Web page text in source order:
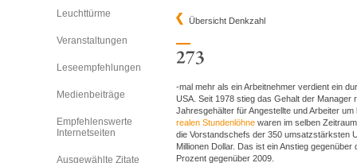
Leuchttürme
Veranstaltungen
Leseempfehlungen
Medienbeiträge
Empfehlenswerte
Internetseiten
Ausgewählte Zitate
Übersicht Denkzahl
-mal mehr als ein Arbeitnehmer verdient ein
USA. Seit 1978 stieg das Gehalt der Manager
Jahresgehälter für Angestellte und Arbeiter
realen Stundenlöhne waren im selben
die Vorstandschefs der 350 umsatzstärksten
Millionen Dollar. Das ist ein Anstieg
Prozent gegenüber 2009.